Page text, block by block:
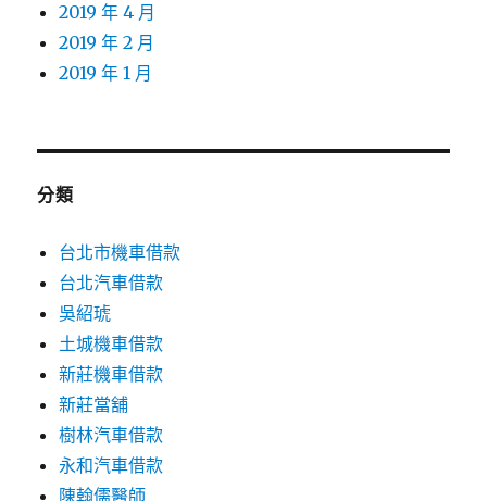
2019 年 4 月
2019 年 2 月
2019 年 1 月
分類
台北市機車借款
台北汽車借款
吳紹琥
土城機車借款
新莊機車借款
新莊當舖
樹林汽車借款
永和汽車借款
陳翰儒醫師